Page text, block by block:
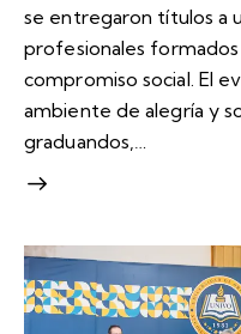
se entregaron títulos a
profesionales
compromiso social. El
ambiente de alegría y
graduandos,…